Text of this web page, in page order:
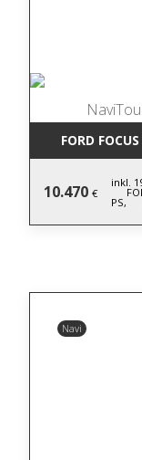
FORD
10.470 €
inkl.
PS,
Navi